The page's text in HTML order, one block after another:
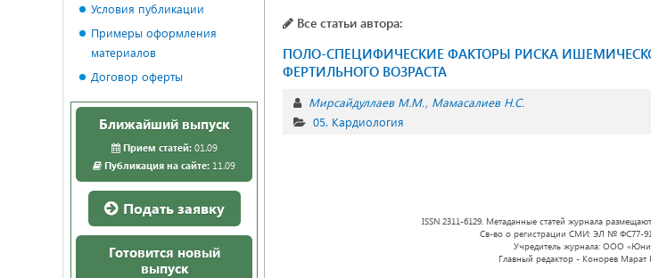
Все статьи автора:
ПОЛО-СПЕЦИФИЧЕСКИЕ ФАКТОРЫ РИСКА
ФЕРТИЛЬНОГО ВОЗРАСТА
Мирсайдуллаев М.М. Мамасалиев Н.С.
05. Кардиология
ISSN 2311-6129. Метаданные статей журнала
Св-во о регистрации СМИ: ЭЛ № ФС77-
Учредитель журнала: ООО
Главный редактор - Конорев Марат
Условия публикации
Примеры оформления
материалов
Договор оферты
Ближайший выпуск
Прием статей:01.09
Публикация на сайте: 11.09
Подать заявку
Готовится новый
выпуск